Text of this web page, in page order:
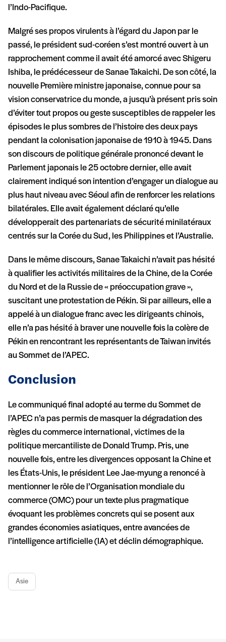
l’Indo-Pacifique.
Malgré ses propos virulents à l’égard du Japon par le
passé, le président sud-coréen s’est montré ouvert à un
rapprochement comme il avait été amorcé avec Shigeru
Ishiba, le prédécesseur de Sanae Takaichi. De son côté, la
nouvelle Première ministre japonaise, connue pour sa
vision conservatrice du monde, a jusqu’à présent pris soin
d’éviter tout propos ou geste susceptibles de rappeler les
épisodes le plus sombres de l’histoire des deux pays
pendant la colonisation japonaise de 1910 à 1945. Dans
son discours de politique générale prononcé devant le
Parlement japonais le 25 octobre dernier, elle avait
clairement indiqué son intention d’engager un dialogue au
plus haut niveau avec Séoul afin de renforcer les relations
bilatérales. Elle avait également déclaré qu’elle
développerait des partenariats de sécurité minilatéraux
centrés sur la Corée du Sud, les Philippines et l’Australie.
Dans le même discours, Sanae Takaichi n’avait pas hésité
à qualifier les activités militaires de la Chine, de la Corée
du Nord et de la Russie de « préoccupation grave »,
suscitant une protestation de Pékin. Si par ailleurs, elle a
appelé à un dialogue franc avec les dirigeants chinois,
elle n’a pas hésité à braver une nouvelle fois la colère de
Pékin en rencontrant les représentants de Taiwan invités
au Sommet de l’APEC.
Conclusion
Le communiqué final adopté au terme du Sommet de
l’APEC n’a pas permis de masquer la dégradation des
règles du commerce international, victimes de la
politique mercantiliste de Donald Trump. Pris, une
nouvelle fois, entre les divergences opposant la Chine et
les États-Unis, le président Lee Jae-myung a renoncé à
mentionner le rôle de l’Organisation mondiale du
commerce (OMC) pour un texte plus pragmatique
évoquant les problèmes concrets qui se posent aux
grandes économies asiatiques, entre avancées de
l’intelligence artificielle (IA) et déclin démographique.
Asie